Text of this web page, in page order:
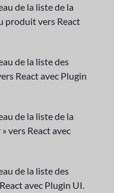
de la liste de la
produit vers React
de la liste des
React avec Plugin
de la liste de la
vers React avec
de la liste des
avec Plugin UI.